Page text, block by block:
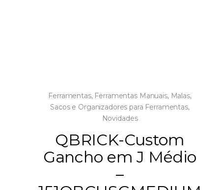
Ferramentas, Ferramentas Manuais, Malas,
Sacos e Organizadores para Ferramentas,
Novidades
QBRICK-Custom
Gancho em J Médio
–